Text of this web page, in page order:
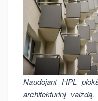
Naudojant HPL
architektūrinį